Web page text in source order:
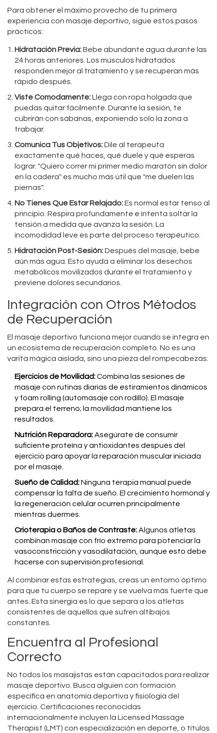
Para obtener el máximo provecho de tu primera
experiencia con masaje deportivo, sigue estos pasos
prácticos:
Hidratación Previa:Bebe abundante agua durante las
24 horas anteriores. Los músculos hidratados
responden mejor al tratamiento y se recuperan más
rápido después.
Viste Comodamente:Llega con ropa holgada que
puedas quitar fácilmente. Durante la sesión, te
cubrirán con sábanas, exponiendo solo la zona a
trabajar.
Comunica Tus Objetivos:Dile al terapeuta
exactamente qué haces, qué duele y qué esperas
lograr. "Quiero correr mi primer medio maratón sin dolor
en la cadera" es mucho más útil que "me duelen las
piernas".
No Tienes Que Estar Relajado:Es normal estar tenso al
principio. Respira profundamente e intenta soltar la
tensión a medida que avanza la sesión. La
incomodidad leve es parte del proceso terapéutico.
Hidratación Post-Sesión:Después del masaje, bebe
aún más agua. Esto ayuda a eliminar los desechos
metabólicos movilizados durante el tratamiento y
previene dolores secundarios.
Integración con Otros Métodos
de Recuperación
El masaje deportivo funciona mejor cuando se integra en
un ecosistema de recuperación completo. No es una
varita mágica aislada, sino una pieza del rompecabezas:
Ejercicios de Movilidad:Combina las sesiones de
masaje con rutinas diarias de estiramientos dinámicos
y foam rolling (automasaje con rodillo). El masaje
prepara el terreno; la movilidad mantiene los
resultados.
Nutrición Reparadora:Asegúrate de consumir
suficiente proteína y antioxidantes después del
ejercicio para apoyar la reparación muscular iniciada
por el masaje.
Sueño de Calidad:Ninguna terapia manual puede
compensar la falta de sueño. El crecimiento hormonal y
la regeneración celular ocurren principalmente
mientras duermes.
Crioterapia o Baños de Contraste:Algunos atletas
combinan masaje con frío extremo para potenciar la
vasoconstricción y vasodilatación, aunque esto debe
hacerse con supervisión profesional.
Al combinar estas estrategias, creas un entorno óptimo
para que tu cuerpo se repare y se vuelva más fuerte que
antes. Esta sinergia es lo que separa a los atletas
consistentes de aquellos que sufren altibajos
constantes.
Encuentra al Profesional
Correcto
No todos los masajistas están capacitados para realizar
masaje deportivo. Busca alguien con formación
específica en anatomía deportiva y fisiología del
ejercicio. Certificaciones reconocidas
internacionalmente incluyen la Licensed Massage
Therapist (LMT) con especialización en deporte, o títulos